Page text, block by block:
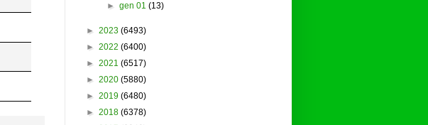
► gen 01 (13)
► 2023 (6493)
► 2022 (6400)
► 2021 (6517)
► 2020 (5880)
► 2019 (6480)
► 2018 (6378)